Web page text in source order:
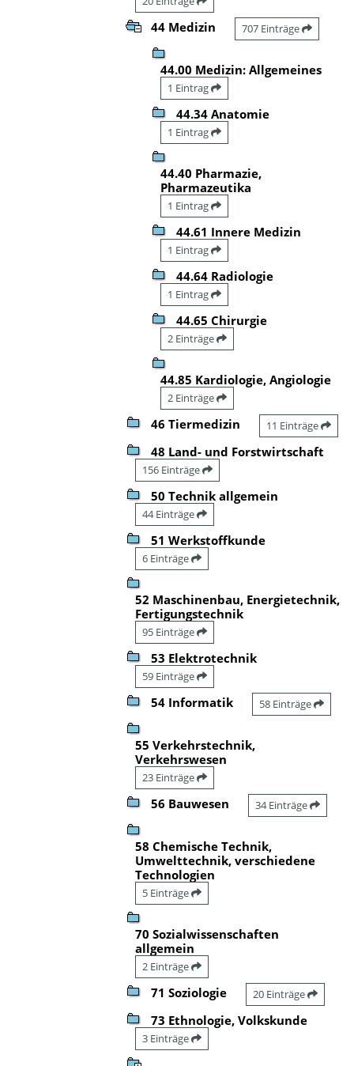
44 Medizin 707 Einträge
44.00 Medizin: Allgemeines
1 Eintrag
44.34 Anatomie
1 Eintrag
44.40 Pharmazie,
Pharmazeutika
1 Eintrag
44.61 Innere Medizin
1 Eintrag
44.64 Radiologie
1 Eintrag
44.65 Chirurgie
2 Einträge
44.85 Kardiologie, Angiologie
2 Einträge
46 Tiermedizin 11 Einträge
48 Land- und Forstwirtschaft
156 Einträge
50 Technik allgemein
44 Einträge
51 Werkstoffkunde
6 Einträge
52 Maschinenbau, Energietechnik,
Fertigungstechnik
95 Einträge
53 Elektrotechnik
59 Einträge
54 Informatik 58 Einträge
55 Verkehrstechnik,
Verkehrswesen
23 Einträge
56 Bauwesen 34 Einträge
58 Chemische Technik,
Umwelttechnik, verschiedene
Technologien
5 Einträge
70 Sozialwissenschaften
allgemein
2 Einträge
71 Soziologie 20 Einträge
73 Ethnologie, Volkskunde
3 Einträge